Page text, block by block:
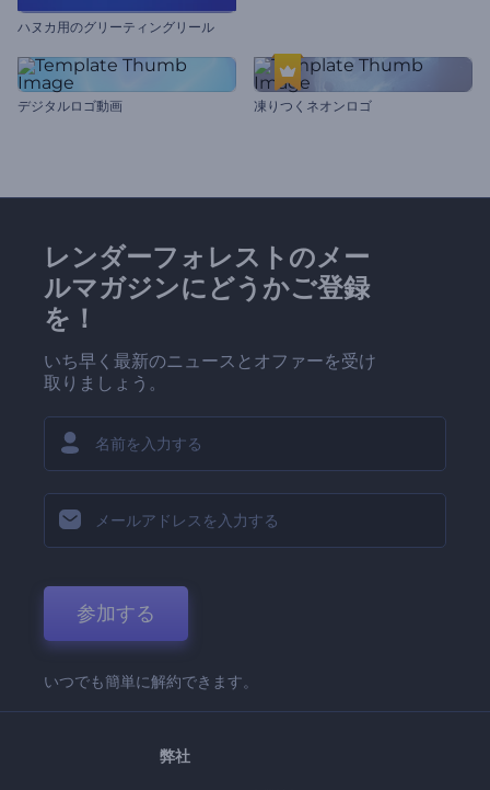
ハヌカ用のグリーティングリール
デジタルロゴ動画 凍りつくネオンロゴ
レンダーフォレストのメー
ルマガジンにどうかご登録
を！
いち早く最新のニュースとオファーを受け
取りましょう。
参加する
いつでも簡単に解約できます。
弊社